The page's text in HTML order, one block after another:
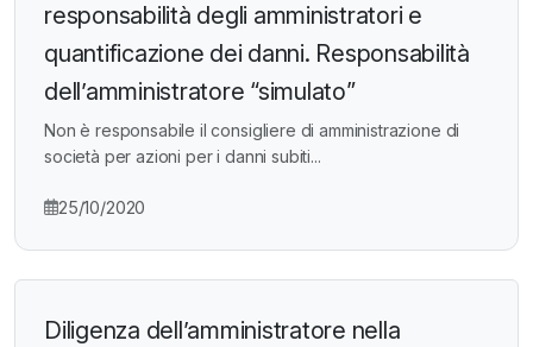
responsabilità degli amministratori e
quantificazione dei danni. Responsabilità
dell’amministratore “simulato”
Non è responsabile il consigliere di amministrazione di
società per azioni per i danni subiti...
25/10/2020
Diligenza dell’amministratore nella